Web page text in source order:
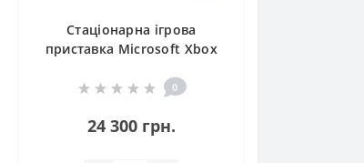
Стаціонарна ігрова
приставка Microsoft Xbox
Robot White 0
24 300 грн.